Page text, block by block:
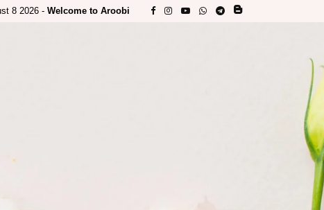
8 2026 - Welcome to Aroobi